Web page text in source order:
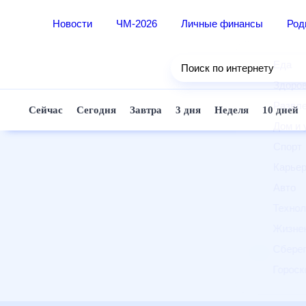
Новости ЧМ-2026 Личные финансы
Поиск по интернету
Сейчас Сегодня Завтра 3 дня Неделя 10